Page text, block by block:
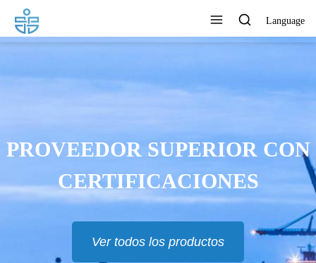
Language
PROVEEDOR SUPERIOR CON
CERTIFICACIONES
Ver todos los productos